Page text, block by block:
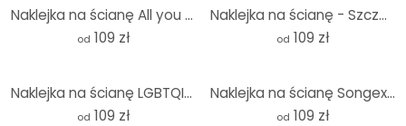
Naklejka na ścianę All you need is sleep - okrągła
od 109 zł
Naklejka na ścianę - Szczęśliwe miejsce - Okrągła
od 109 zł
Naklejka na ścianę LGBTQIA+ Love Rainbow - okrągła
od 109 zł
Naklejka na ścianę Songext I said a hip hop - Round
od 109 zł